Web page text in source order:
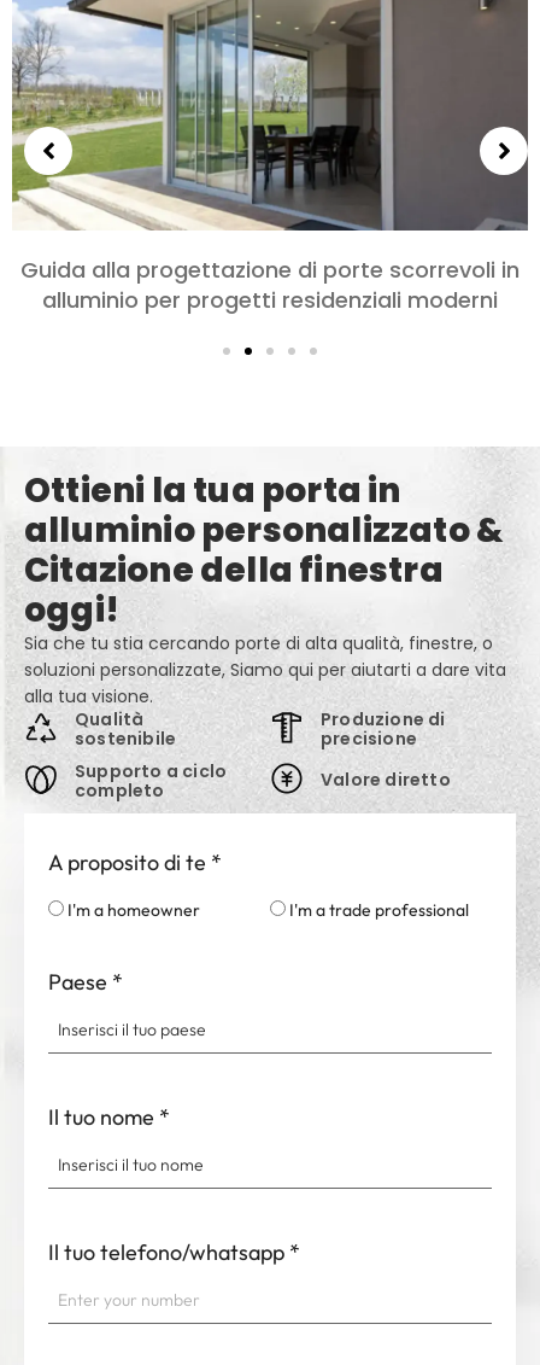
Scegliere le porte in alluminio per camere da
letto e soggiorni: Comfort, Stile, e Privacy
Ottieni la tua porta in
alluminio personalizzato &
Citazione della finestra
oggi!
Sia che tu stia cercando porte di alta qualità, finestre, o
soluzioni personalizzate, Siamo qui per aiutarti a dare vita
alla tua visione.
Qualità
sostenibile
Supporto a ciclo
completo
Produzione di
precisione
Valore diretto
A proposito di te *
I'm a homeowner I'm a trade professional
Paese *
Il tuo nome *
Il tuo telefono/whatsapp *